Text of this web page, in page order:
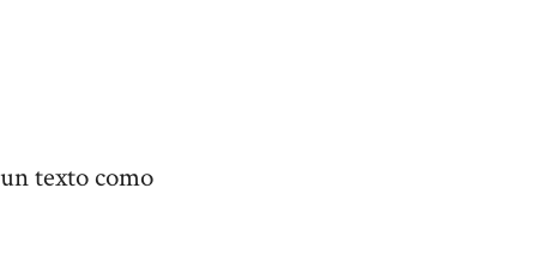
texto como